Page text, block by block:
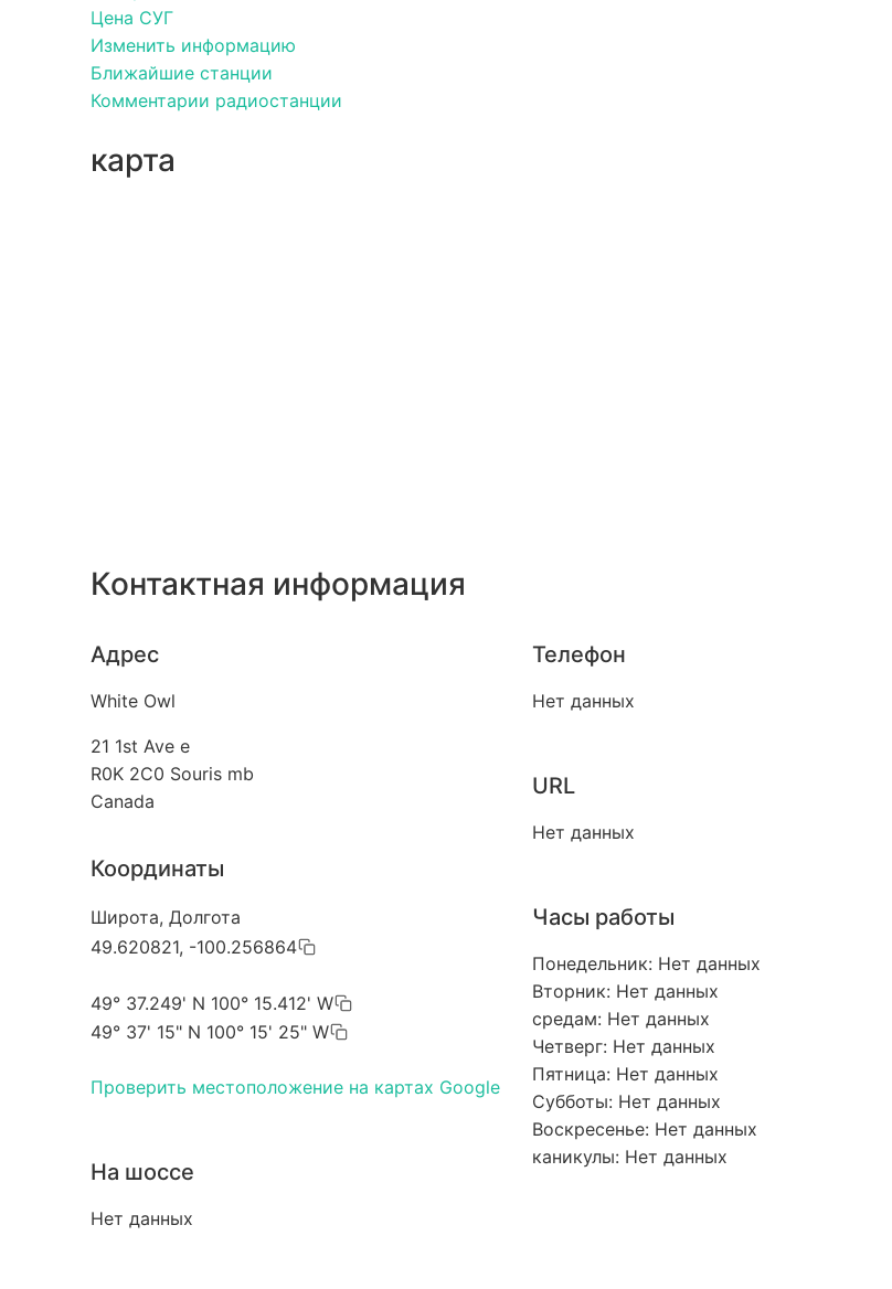
Цена СУГ
Изменить информацию
Ближайшие станции
Комментарии радиостанции
карта
Контактная информация
Адрес
White Owl
21 1st Ave e
R0K 2C0 Souris mb
Canada
Координаты
Широта, Долгота
49.620821, -100.256864
49° 37.249' N 100° 15.412' W
49° 37' 15" N 100° 15' 25" W
Проверить местоположение на картах Google
На шоссе
Нет данных
Телефон
Нет данных
URL
Нет данных
Часы работы
Понедельник: Нет данных
Вторник: Нет данных
средам: Нет данных
Четверг: Нет данных
Пятница: Нет данных
Субботы: Нет данных
Воскресенье: Нет данных
каникулы: Нет данных